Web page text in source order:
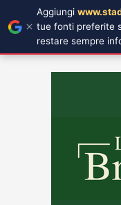
Aggiungi
tue fonti preferite
restare sempre